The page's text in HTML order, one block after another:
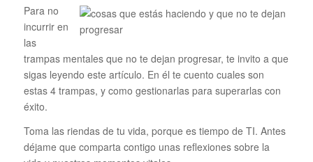
Para no
incurrir en
las
trampas mentales que no te dejan progresar, te invito a que
sigas leyendo este artículo. En él te cuento cuales son
estas 4 trampas, y como gestionarlas para superarlas con
éxito.
Toma las riendas de tu vida, porque es tiempo de TI. Antes
déjame que comparta contigo unas reflexiones sobre la